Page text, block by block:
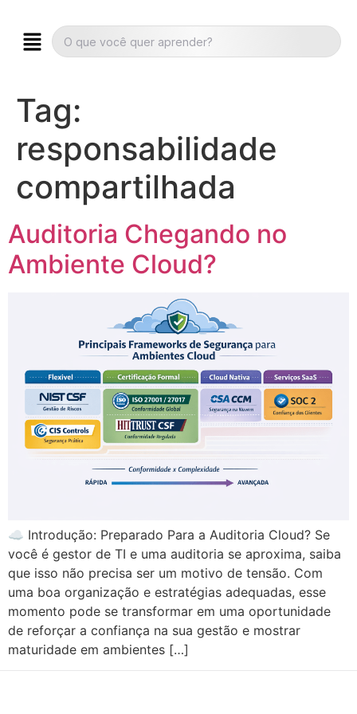
Tag:
responsabilidade
compartilhada
Auditoria Chegando no
Ambiente Cloud?
☁️ Introdução: Preparado Para a Auditoria Cloud? Se
você é gestor de TI e uma auditoria se aproxima, saiba
que isso não precisa ser um motivo de tensão. Com
uma boa organização e estratégias adequadas, esse
momento pode se transformar em uma oportunidade
de reforçar a confiança na sua gestão e mostrar
maturidade em ambientes […]